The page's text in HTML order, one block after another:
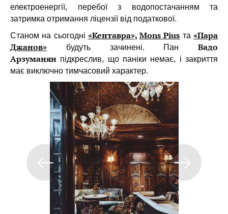
електроенергії, перебої з водопостачанням та
затримка отримання ліцензії від податкової.
Станом на сьогодні «Кентавра», Mons Pius та«Пара
Джанов»
будуть зачинені. Пан Вадо
Арзуманян підкреслив, що паніки немає, і закриття
має виключно тимчасовий характер.